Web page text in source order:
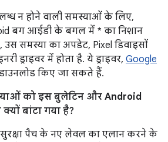
न होने वाली समस्याओं के लिए,
बग आईडी के बगल में * का निशान
समस्या का अपडेट, Pixel डिवाइसों
ड्राइवर में होता है. ये ड्राइवर, Google
किए जा सकते हैं.
को इस बुलेटिन और Android
बांटा गया है?
सुरक्षा पैच के नए लेवल का एलान करने के